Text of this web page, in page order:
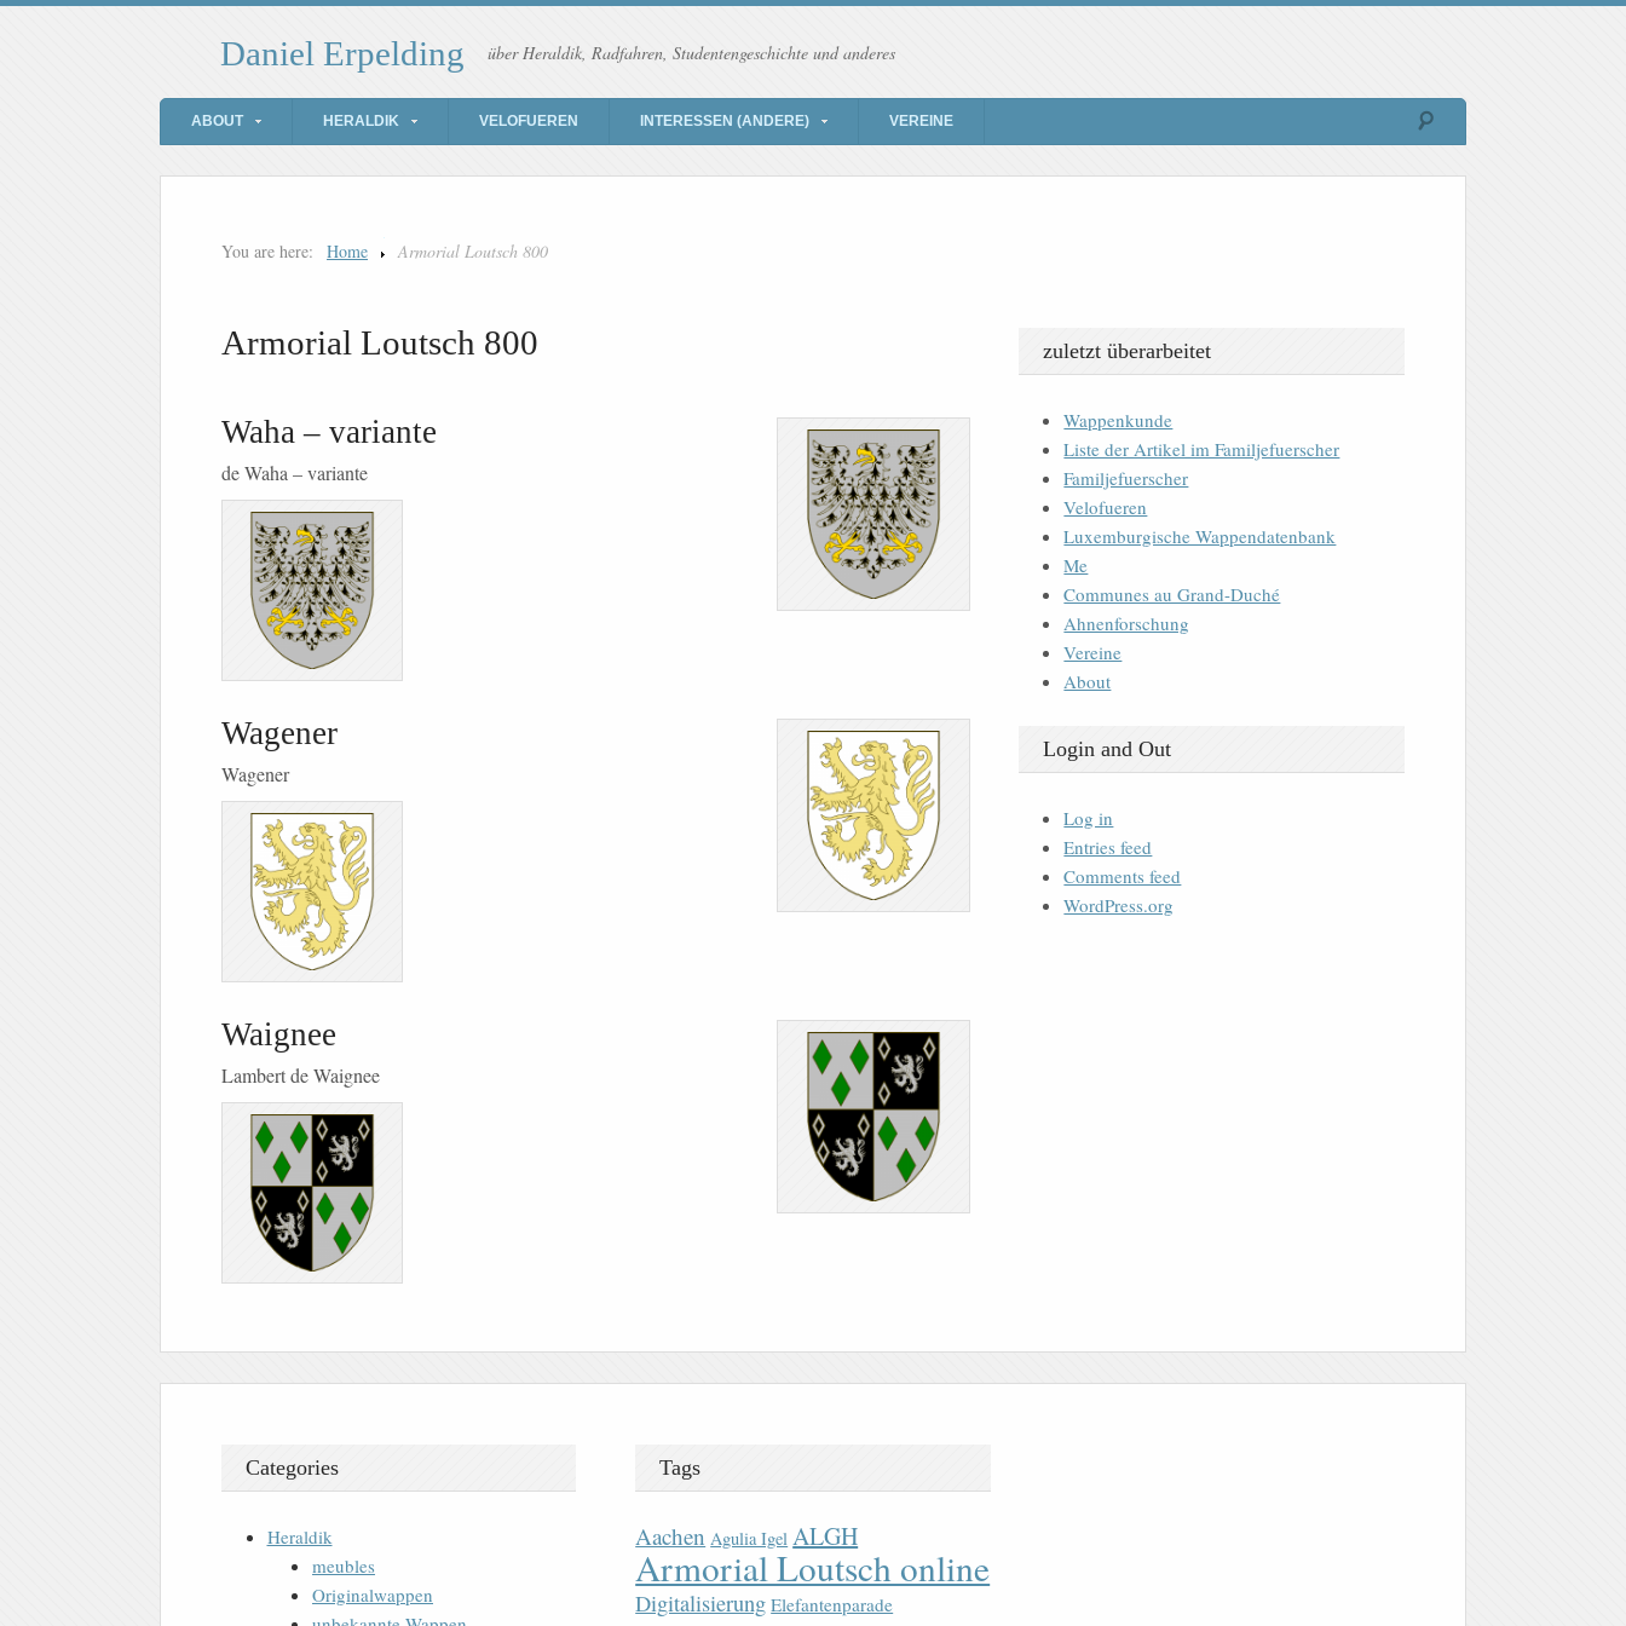
Daniel Erpelding über Heraldik, Radfahren, Studentengeschichte und anderes
ABOUT HERALDIK VELOFUEREN INTERESSEN (ANDERE) VEREINE
You are here: Home Armorial Loutsch 800
Armorial Loutsch 800
Waha – variante
de Waha – variante
Wagener
Wagener
Waignee
Lambert de Waignee
zuletzt überarbeitet
Wappenkunde
Liste der Artikel im Familjefuerscher
Familjefuerscher
Velofueren
Luxemburgische Wappendatenbank
Me
Communes au Grand-Duché
Ahnenforschung
Vereine
About
Login and Out
Log in
Entries feed
Comments feed
WordPress.org
Categories
Heraldik
meubles
Originalwappen
Tags
Aachen Agulia Igel ALGH
Armorial Loutsch online
Digitalisierung Elefantenparade